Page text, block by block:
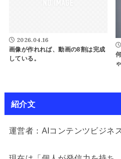
2026.04.16
画像が作れれば、動画の8割は完成
している。
紹介文
運営者：AIコンテンツビジネ